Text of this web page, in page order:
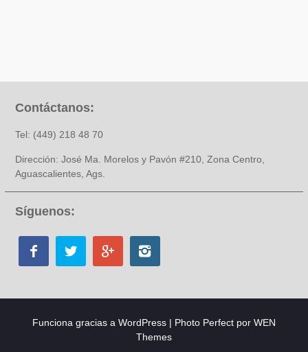
Contáctanos:
Tel: (449) 218 48 70
Dirección: José Ma. Morelos y Pavón #210, Zona Centro,
Aguascalientes, Ags.
Síguenos:
Funciona gracias a WordPress | Photo Perfect por WEN
Themes